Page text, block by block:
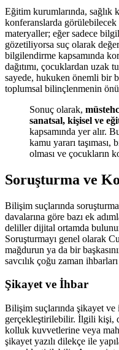
Eğitim kurumlarında, sağlık
konferanslarda
materyaller; eğer sadece
gözetiliyorsa suç olarak
bilgilendirme kapsamında
dağıtımı, çocuklardan uzak
sayede, hukuken önemli bir
toplumsal bilinçlenmenin önü
Sonuç olarak,
sanatsal, kişisel ve
kapsamında yer alır.
kamu yararı
olması ve çocukların
Soruşturma ve
Bilişim suçlarında
davalarına göre bazı ek
deliller dijital ortamda bulunur
Soruşturmayı genel olarak
mağdurun ya da bir
savcılık çoğu zaman
Şikayet ve İhbar
Bilişim suçlarında şikayet
gerçekleştirilebilir. İlgili kişi,
kolluk kuvvetlerine veya
şikayet yazılı dilekçe ile